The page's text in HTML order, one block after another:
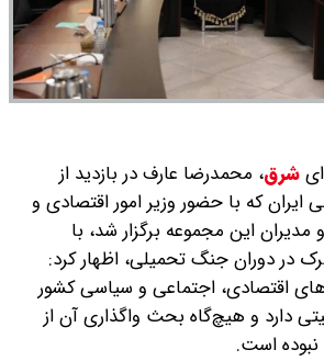
شرق، محمدرضا عارف در بازدید از
که با حضور وزیر امور اقتصادی و
این مجموعه برگزار شد، با
در دوران جنگ تحمیلی، اظهار کرد:
اقتصادی، اجتماعی و سیاسی کشور
دارد و هیچ‌گاه بحث واگذاری آن از
است.